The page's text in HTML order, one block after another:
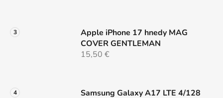
Apple iPhone 17 hnedy MAG
COVER GENTLEMAN
15,50 €
Samsung Galaxy A17 LTE 4/128